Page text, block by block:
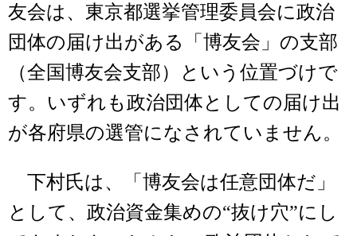
友会は、東京都選挙管理委員会に政治
団体の届け出がある「博友会」の支部
（全国博友会支部）という位置づけで
す。いずれも政治団体としての届け出
が各府県の選管になされていません。
下村氏は、「博友会は任意団体だ」
として、政治資金集めの“抜け穴”にし